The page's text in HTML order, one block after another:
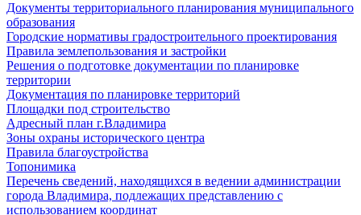
Документы территориального планирования муниципального
образования
Городские нормативы градостроительного проектирования
Правила землепользования и застройки
Решения о подготовке документации по планировке
территории
Документация по планировке территорий
Площадки под строительство
Адресный план г.Владимира
Зоны охраны исторического центра
Правила благоустройства
Топонимика
Перечень сведений, находящихся в ведении администрации
города Владимира, подлежащих представлению с
использованием координат